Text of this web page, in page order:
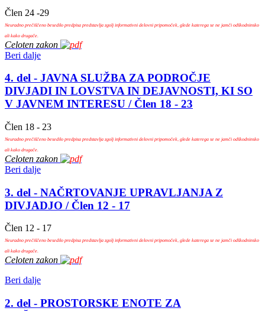
Člen 24 -29
Neuradno prečiščeno besedilo predpisa predstavlja zgolj informativni delovni pripomoček, glede katerega se ne jamči odškodninsko
ali kako drugače.
Celoten zakon
Beri dalje
4. del - JAVNA SLUŽBA ZA PODROČJE
DIVJADI IN LOVSTVA IN DEJAVNOSTI, KI SO
V JAVNEM INTERESU / Člen 18 - 23
Člen 18 - 23
Neuradno prečiščeno besedilo predpisa predstavlja zgolj informativni delovni pripomoček, glede katerega se ne jamči odškodninsko
ali kako drugače.
Celoten zakon
Beri dalje
3. del - NAČRTOVANJE UPRAVLJANJA Z
DIVJADJO / Člen 12 - 17
Člen 12 - 17
Neuradno prečiščeno besedilo predpisa predstavlja zgolj informativni delovni pripomoček, glede katerega se ne jamči odškodninsko
ali kako drugače.
Celoten zakon
Beri dalje
2. del - PROSTORSKE ENOTE ZA